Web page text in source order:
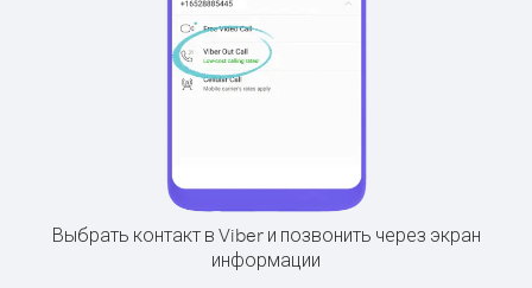
Выбрать контакт в Viber и позвонить через экран
информации